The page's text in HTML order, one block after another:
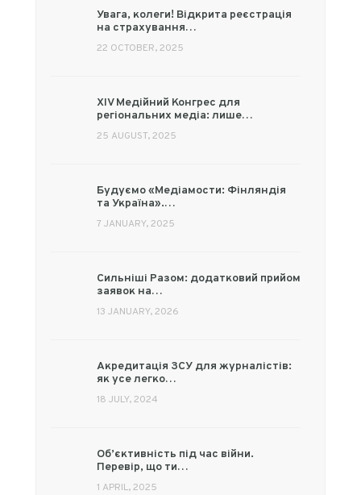
Увага, колеги! Відкрита реєстрація
на страхування…
22 OCTOBER, 2025
XIV Медійний Конгрес для
регіональних медіа: лише…
25 AUGUST, 2025
Будуємо «Медіамости: Фінляндія
та Україна».…
7 JANUARY, 2025
Сильніші Разом: додатковий прийом
заявок на…
13 JANUARY, 2026
Акредитація ЗСУ для журналістів:
як усе легко…
18 JULY, 2024
Об’єктивність під час війни.
Перевір, що ти…
1 APRIL, 2025